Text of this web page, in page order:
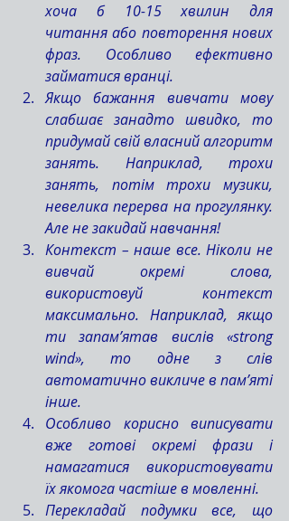
хоча б 10-15 хвилин для
читання або повторення нових
фраз. Особливо ефективно
займатися вранці.
Якщо бажання вивчати мову
слабшає занадто швидко, то
придумай свій власний алгоритм
занять. Наприклад, трохи
занять, потім трохи музики,
невелика перерва на прогулянку.
Але не закидай навчання!
Контекст – наше все. Ніколи не
вивчай окремі слова,
використовуй контекст
максимально. Наприклад, якщо
ти запам’ятав вислів «strong
wind», то одне з слів
автоматично викличе в пам’яті
інше.
Особливо корисно виписувати
вже готові окремі фрази і
намагатися використовувати
їх якомога частіше в мовленні.
Перекладай подумки все, що